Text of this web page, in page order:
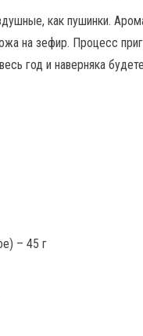
как пушинки.
на зефир. Процесс
год и наверняка
– 45 г